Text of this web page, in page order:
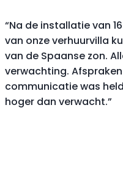
“Na de installatie van
van onze verhuurvilla
van de Spaanse zon.
verwachting.
communicatie was
hoger dan verwacht.”